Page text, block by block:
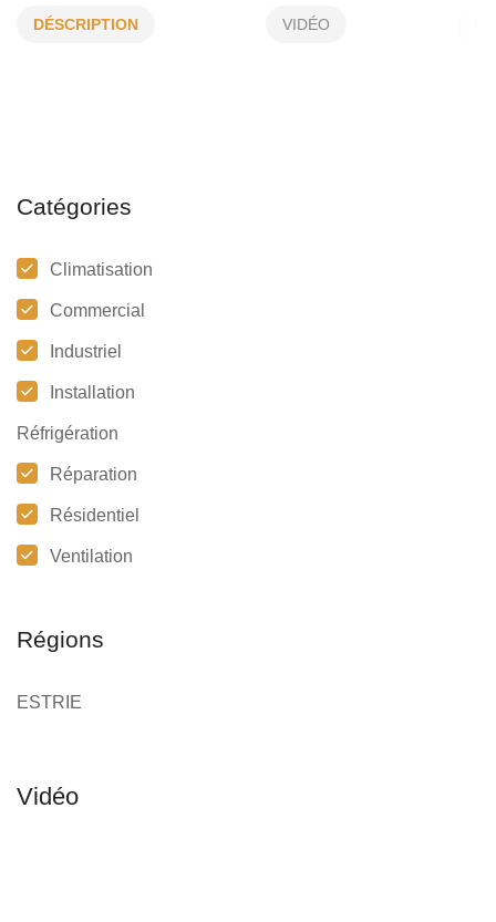
CLIMATISATION ROGER DEMERS INC
DÉSCRIPTION VIDÉO
Catégories
Climatisation
Commercial
Industriel
Installation
Réfrigération
Réparation
Résidentiel
Ventilation
Régions
ESTRIE